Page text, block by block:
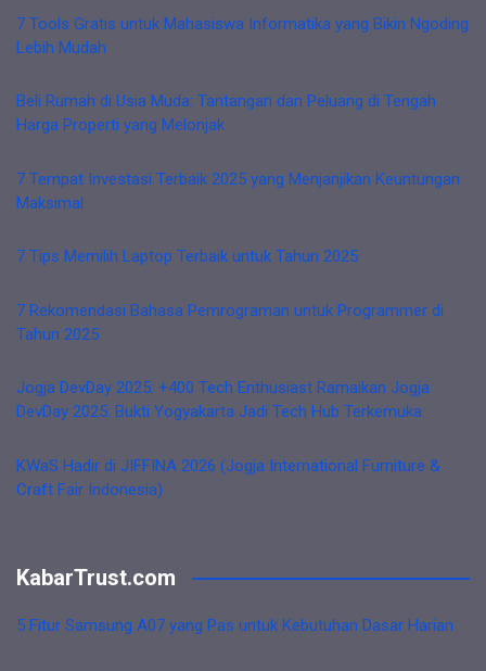
7 Tools Gratis untuk Mahasiswa Informatika yang Bikin Ngoding
Lebih Mudah
Beli Rumah di Usia Muda: Tantangan dan Peluang di Tengah
Harga Properti yang Melonjak
7 Tempat Investasi Terbaik 2025 yang Menjanjikan Keuntungan
Maksimal
7 Tips Memilih Laptop Terbaik untuk Tahun 2025
7 Rekomendasi Bahasa Pemrograman untuk Programmer di
Tahun 2025
Jogja DevDay 2025: +400 Tech Enthusiast Ramaikan Jogja
DevDay 2025: Bukti Yogyakarta Jadi Tech Hub Terkemuka
KWaS Hadir di JIFFINA 2026 (Jogja International Furniture &
Craft Fair Indonesia)
KabarTrust.com
5 Fitur Samsung A07 yang Pas untuk Kebutuhan Dasar Harian